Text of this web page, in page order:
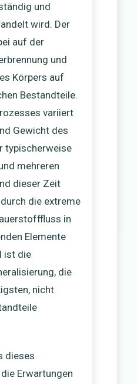
und
wird. Der
auf der
und
Körpers auf
Bestandteile.
variiert
Gewicht des
typischerweise
mehreren
dieser Zeit
die extreme
in
Elemente
ist die
die
nicht
dieses
Erwartungen